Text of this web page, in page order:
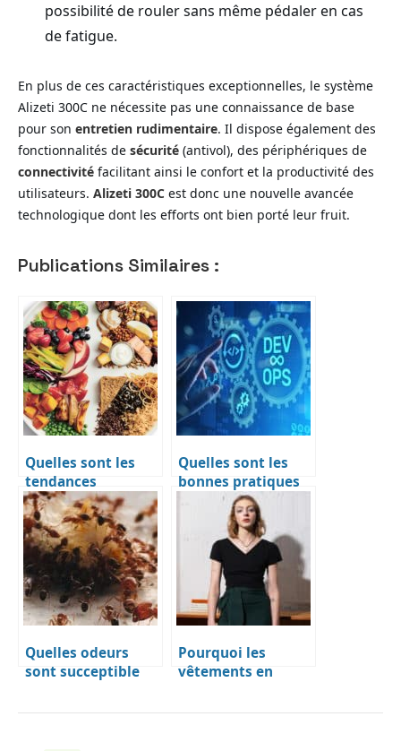
possibilité de rouler sans même pédaler en cas
de fatigue.
En plus de ces caractéristiques exceptionnelles, le système
Alizeti 300C ne nécessite pas une connaissance de base
pour son entretien rudimentaire. Il dispose également des
fonctionnalités de sécurité (antivol), des périphériques de
connectivité facilitant ainsi le confort et la productivité des
utilisateurs. Alizeti 300C est donc une nouvelle avancée
technologique dont les efforts ont bien porté leur fruit.
Publications Similaires :
Quelles sont les
tendances
alimentaires à
adopter en 2020 ?
Quelles sont les
bonnes pratiques
DevOps ?
Quelles odeurs
sont succeptible
fourmis ?
Pourquoi les
vêtements en
naturelles sont le